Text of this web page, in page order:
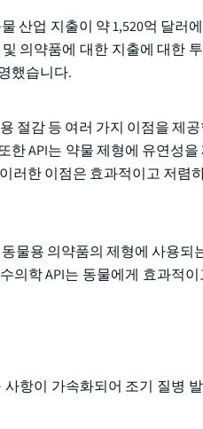
산업 지출이 약 1,520억 달러
의약품에 대한 지출에 대한
했습니다.
절감 등 여러 가지 이점을 제
API는 약물 제형에 유연성
러한 이점은 효과적이고 저렴
물용 의약품의 제형에 사용되
학 API는 동물에게 효과적
항이 가속화되어 조기 질병